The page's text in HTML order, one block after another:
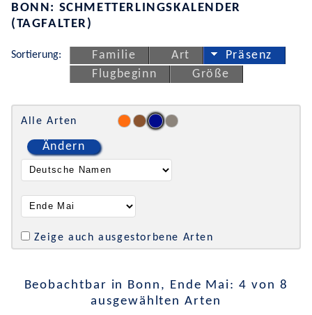
BONN: SCHMETTERLINGSKALENDER
(TAGFALTER)
Sortierung: Familie Art
Präsenz
Flugbeginn
Größe
Alle Arten
Ändern
Zeige auch ausgestorbene Arten
Beobachtbar in Bonn, Ende Mai: 4 von 8
ausgewählten Arten